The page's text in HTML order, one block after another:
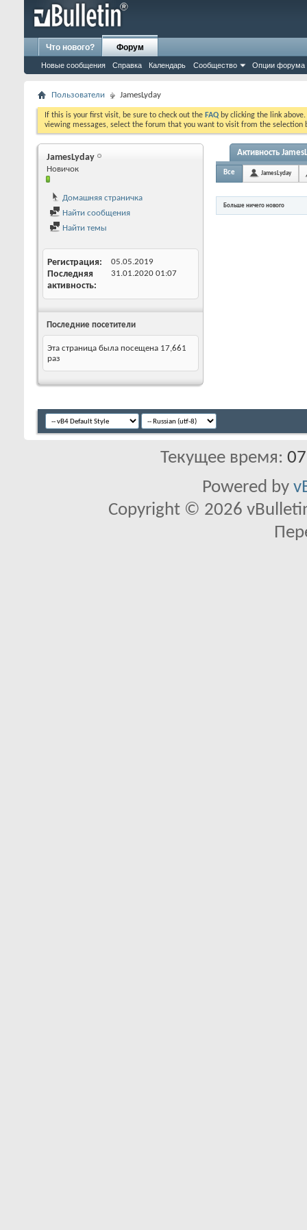
Что нового? Форум
Новые сообщения Справка Календарь Сообщество Опции форума
Пользователи JamesLyday
If this is your first visit, be sure to check out the FAQ by clicking the link
viewing messages, select the forum that you want to visit from the selection
JamesLyday
Новичок
Домашняя страничка
Найти сообщения
Найти темы
Регистрация 05.05.2019
Последняя
активность
31.01.2020 01:07
Последние посетители
Эта страница была посещена 17,661
раз
Активность
Все JamesLyday
Больше ничего нового
Текущее время:
Powered by
Copyright © 2026